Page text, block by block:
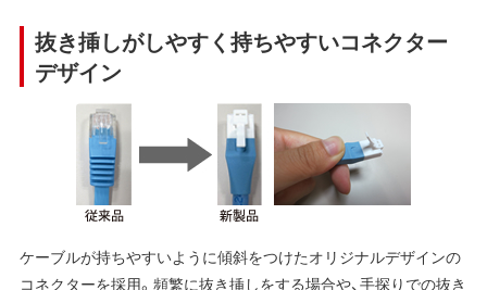
抜き挿しがしやすく持ちやすいコネクター
デザイン
ケーブルが持ちやすいように傾斜をつけたオリジナルデザインの
コネクターを採用。頻繁に抜き挿しをする場合や、手探りでの抜き